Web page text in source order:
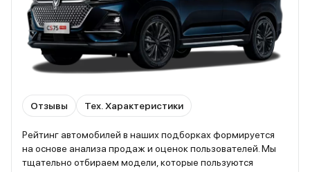
Отзывы Тех. Характеристики
Рейтинг автомобилей в наших подборках формируется
на основе анализа продаж и оценок пользователей. Мы
тщательно отбираем модели, которые пользуются